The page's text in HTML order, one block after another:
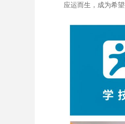
应运而生，成为希